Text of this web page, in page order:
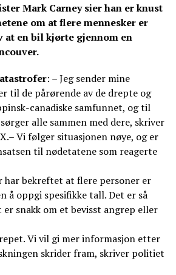
Mark Carney sier han er knust
om at flere mennesker er
at en bil kjørte gjennom en
: – Jeg sender mine
til de pårørende av de drepte og
canadiske samfunnet, og til
alle sammen med dere, skriver
Vi følger situasjonen nøye, og er
til nødetatene som reagerte
har bekreftet at flere personer er
å oppgi spesifikke tall. Det er så
snakk om et bevisst angrep eller
Vi vil gi mer informasjon etter
skrider fram, skriver politiet